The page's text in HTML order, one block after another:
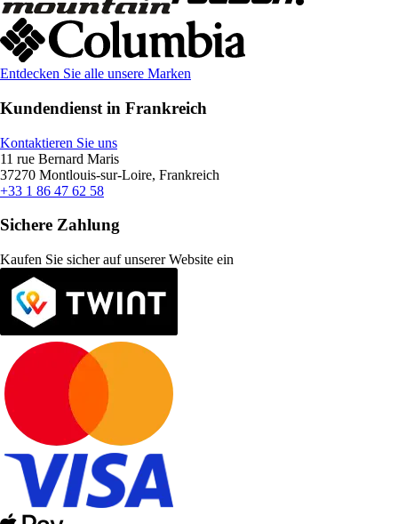
Entdecken Sie alle unsere Marken
Kundendienst in Frankreich
Kontaktieren Sie uns
11 rue Bernard Maris
37270 Montlouis-sur-Loire, Frankreich
+33 1 86 47 62 58
Sichere Zahlung
Kaufen Sie sicher auf unserer Website ein